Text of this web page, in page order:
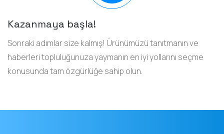
Kazanmaya başla!
Sonraki adımlar size kalmış! Ürünümüzü tanıtmanın ve
haberleri topluluğunuza yaymanın en iyi yollarını seçme
konusunda tam özgürlüğe sahip olun.